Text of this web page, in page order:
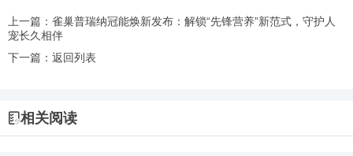
上一篇： 雀巢普瑞纳冠能焕新发布：解锁“先锋营养”新范式，守护人
宠长久相伴
下一篇： 返回列表
相关阅读